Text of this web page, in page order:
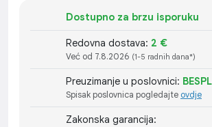
Dostupno za brzu isporuku
Redovna dostava: 2 €
Već od 7.8.2026 (1-5 radnih dana*)
Preuzimanje u poslovnici:
Spisak poslovnica pogledajte ovdje
Zakonska garancija: